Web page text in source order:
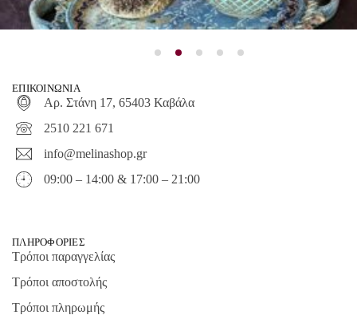
ΕΠΙΚΟΙΝΩΝΙΑ
Αρ. Στάνη 17, 65403 Καβάλα
2510 221 671
info@melinashop.gr
09:00 – 14:00 & 17:00 – 21:00
ΠΛΗΡΟΦΟΡΙΕΣ
Τρόποι παραγγελίας
Τρόποι αποστολής
Τρόποι πληρωμής